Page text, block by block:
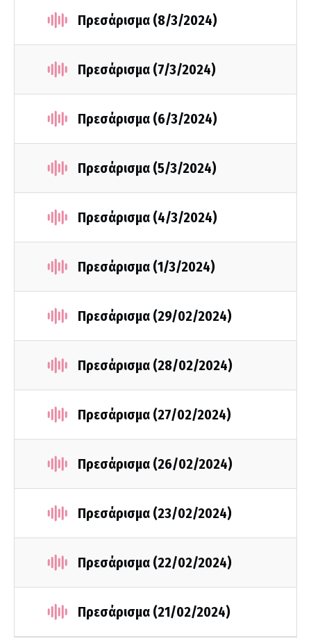
Πρεσάρισμα (8/3/2024)
Πρεσάρισμα (7/3/2024)
Πρεσάρισμα (6/3/2024)
Πρεσάρισμα (5/3/2024)
Πρεσάρισμα (4/3/2024)
Πρεσάρισμα (1/3/2024)
Πρεσάρισμα (29/02/2024)
Πρεσάρισμα (28/02/2024)
Πρεσάρισμα (27/02/2024)
Πρεσάρισμα (26/02/2024)
Πρεσάρισμα (23/02/2024)
Πρεσάρισμα (22/02/2024)
Πρεσάρισμα (21/02/2024)